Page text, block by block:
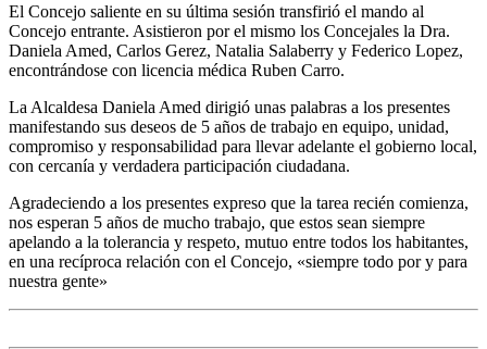
El Concejo saliente en su última sesión transfirió el mando al
Concejo entrante. Asistieron por el mismo los Concejales la Dra.
Daniela Amed, Carlos Gerez, Natalia Salaberry y Federico Lopez,
encontrándose con licencia médica Ruben Carro.
La Alcaldesa Daniela Amed dirigió unas palabras a los presentes
manifestando sus deseos de 5 años de trabajo en equipo, unidad,
compromiso y responsabilidad para llevar adelante el gobierno local,
con cercanía y verdadera participación ciudadana.
Agradeciendo a los presentes expreso que la tarea recién comienza,
nos esperan 5 años de mucho trabajo, que estos sean siempre
apelando a la tolerancia y respeto, mutuo entre todos los habitantes,
en una recíproca relación con el Concejo, «siempre todo por y para
nuestra gente»